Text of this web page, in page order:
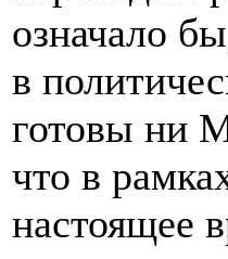
означало
в
готовы ни
что в
настоящее